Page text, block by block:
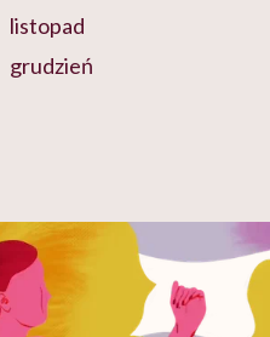
listopad
grudzień